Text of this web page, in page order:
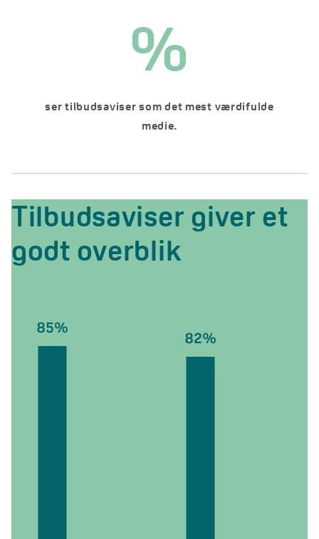
%
ser tilbudsaviser som det mest værdifulde
medie.
Tilbudsaviser giver et
godt overblik